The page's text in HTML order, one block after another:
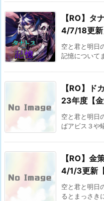
【RO】
4/7/18更新
空と君と明日
記憶について
【RO】ド
23年度【
空と君と明日
ばアビス３や
【RO】
4/1/3更新
空と君と明日
るとまっさき